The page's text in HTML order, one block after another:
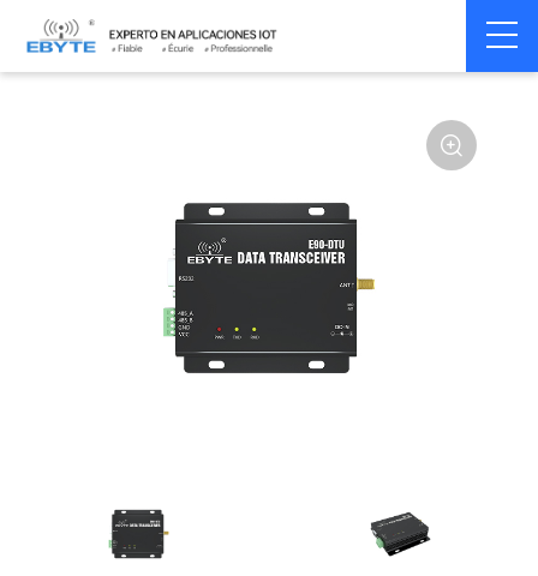
Home > Modem > Wireless modem LoRa wirelss modem
